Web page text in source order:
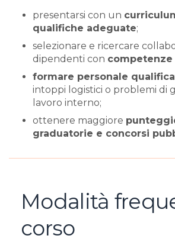
presentarsi con un
qualifiche adeguate;
selezionare e ricercare
dipendenti con
formare personale
intoppi logistici o problemi di
lavoro interno;
ottenere maggiore
graduatorie e concorsi
Modalità
corso